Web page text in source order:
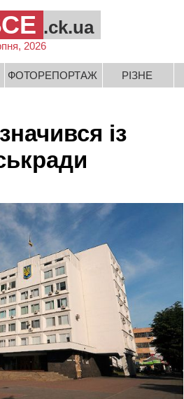
.ck.ua
2026
ФОТОРЕПОРТАЖ РІЗНЕ
із